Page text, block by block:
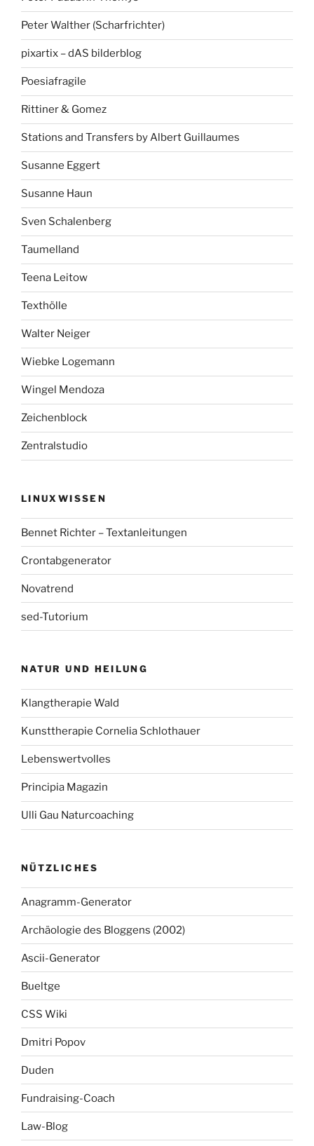
Peter Walther (Scharfrichter)
pixartix – dAS bilderblog
Poesiafragile
Rittiner & Gomez
Stations and Transfers by Albert Guillaumes
Susanne Eggert
Susanne Haun
Sven Schalenberg
Taumelland
Teena Leitow
Texthölle
Walter Neiger
Wiebke Logemann
Wingel Mendoza
Zeichenblock
Zentralstudio
LINUXWISSEN
Bennet Richter – Textanleitungen
Crontabgenerator
Novatrend
sed-Tutorium
NATUR UND HEILUNG
Klangtherapie Wald
Kunsttherapie Cornelia Schlothauer
Lebenswertvolles
Principia Magazin
Ulli Gau Naturcoaching
NÜTZLICHES
Anagramm-Generator
Archäologie des Bloggens (2002)
Ascii-Generator
Bueltge
CSS Wiki
Dmitri Popov
Duden
Fundraising-Coach
Law-Blog